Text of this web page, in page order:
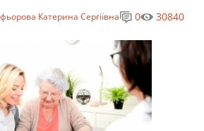
Катерина Сергіївна
0 30840